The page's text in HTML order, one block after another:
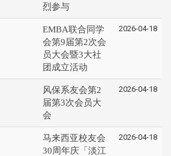
烈参与
EMBA联合同学
会第9届第2次会
员大会暨3大社
团成立活动
2026-04-18
风保系友会第2
届第3次会员大
会
2026-04-18
马来西亚校友会
30周年庆「淡江
2026-04-18